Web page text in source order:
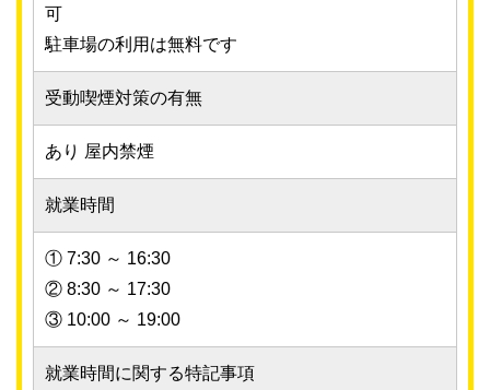
可
駐車場の利用は無料です
受動喫煙対策の有無
あり 屋内禁煙
就業時間
① 7:30 ～ 16:30
② 8:30 ～ 17:30
③ 10:00 ～ 19:00
就業時間に関する特記事項